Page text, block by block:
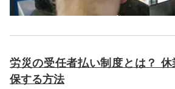
労災の受任者払い制度とは？
保する方法